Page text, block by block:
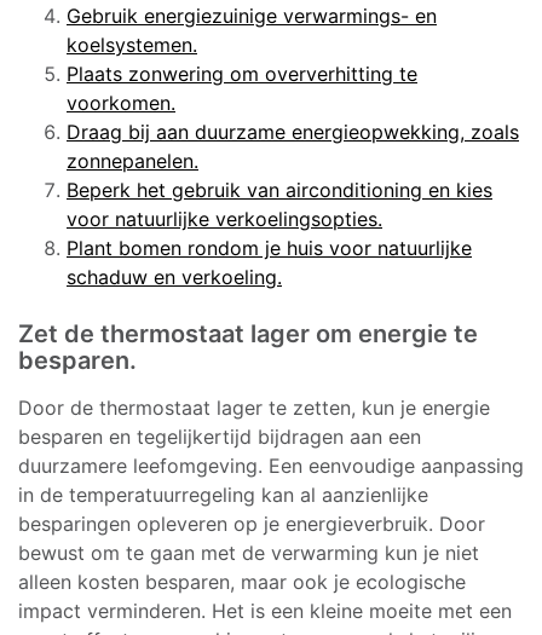
Gebruik energiezuinige verwarmings- en
koelsystemen.
Plaats zonwering om oververhitting te
voorkomen.
Draag bij aan duurzame energieopwekking, zoals
zonnepanelen.
Beperk het gebruik van airconditioning en kies
voor natuurlijke verkoelingsopties.
Plant bomen rondom je huis voor natuurlijke
schaduw en verkoeling.
Zet de thermostaat lager om energie te
besparen.
Door de thermostaat lager te zetten, kun je energie
besparen en tegelijkertijd bijdragen aan een
duurzamere leefomgeving. Een eenvoudige aanpassing
in de temperatuurregeling kan al aanzienlijke
besparingen opleveren op je energieverbruik. Door
bewust om te gaan met de verwarming kun je niet
alleen kosten besparen, maar ook je ecologische
impact verminderen. Het is een kleine moeite met een